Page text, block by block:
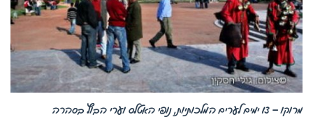
מרוקו – 13 ימים לערים המלכותיות, נופי האטלס וערי הבוץ בסהרה